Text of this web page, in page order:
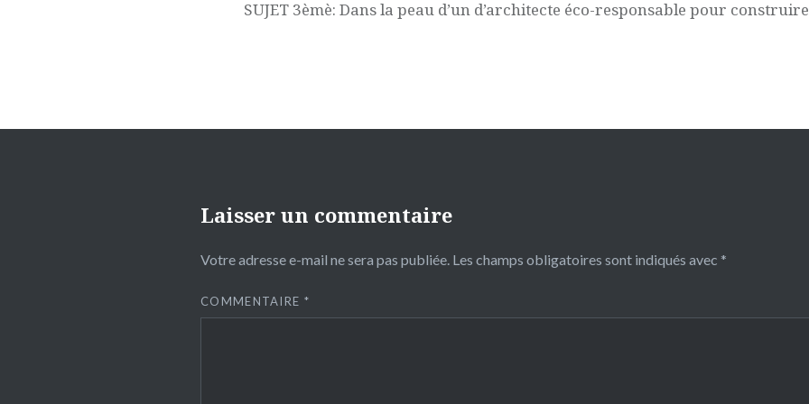
SUJET 3èmè: Dans la peau d’un d’architecte éco-responsable pour
Laisser un commentaire
Votre adresse e-mail ne sera pas publiée. Les champs obligatoires sont indiqués avec *
COMMENTAIRE *